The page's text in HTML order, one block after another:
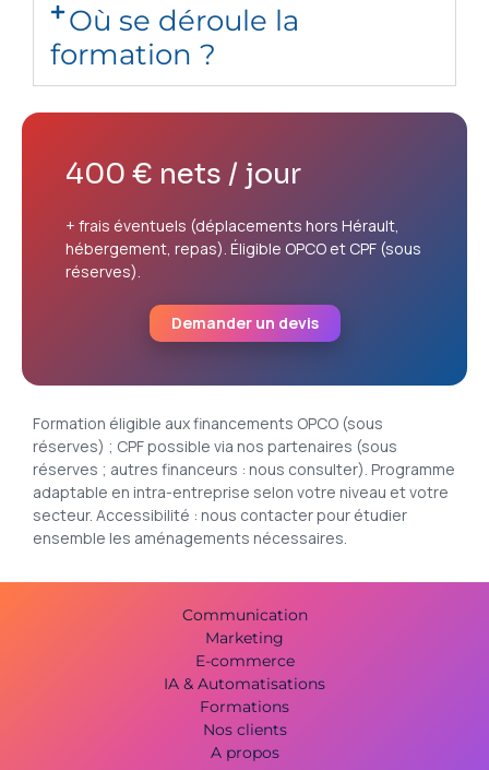
Où se déroule la
formation ?
400 € nets / jour
+ frais éventuels (déplacements hors Hérault,
hébergement, repas). Éligible OPCO et CPF (sous
réserves).
Demander un devis
Formation éligible aux financements OPCO (sous
réserves) ; CPF possible via nos partenaires (sous
réserves ; autres financeurs : nous consulter). Programme
adaptable en intra-entreprise selon votre niveau et votre
secteur. Accessibilité : nous contacter pour étudier
ensemble les aménagements nécessaires.
Communication
Marketing
E-commerce
IA & Automatisations
Formations
Nos clients
A propos